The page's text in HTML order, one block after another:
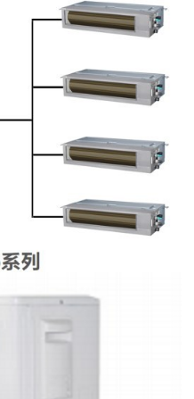
，涵盖办公、商业以及部分居住建
控体验有限，很多业主会考虑...
中央空调好
雨季湿度居高不下，冬季又伴随湿
，还常会带有地下室、挑空客...